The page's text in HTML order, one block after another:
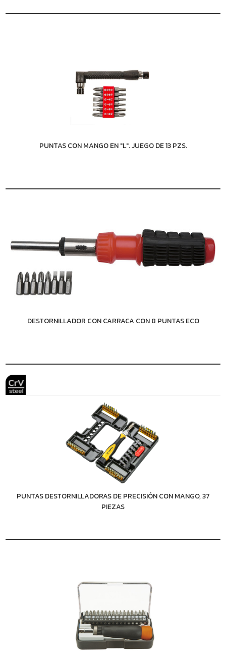
PUNTAS CON MANGO EN "L". JUEGO DE 13 PZS.
DESTORNILLADOR CON CARRACA CON 8 PUNTAS ECO
PUNTAS DESTORNILLADORAS DE PRECISIÓN CON MANGO, 37
PIEZAS